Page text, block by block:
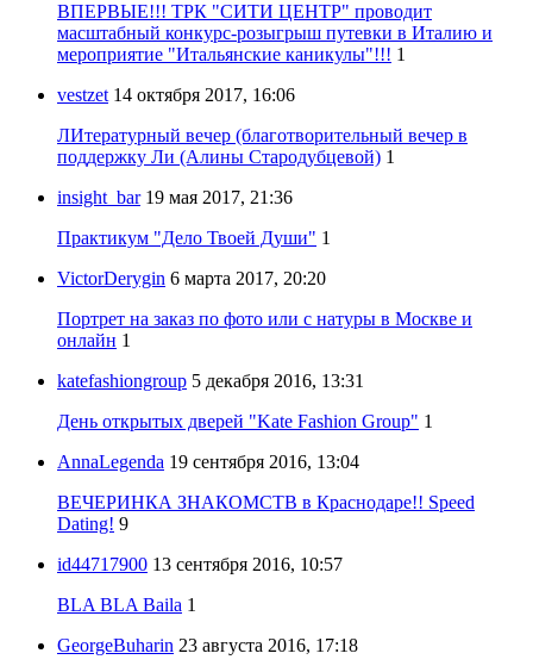
ВПЕРВЫЕ!!! ТРК "СИТИ ЦЕНТР" проводит
масштабный конкурс-розыгрыш путевки в Италию и
мероприятие "Итальянские каникулы"!!! 1
vestzet 14 октября 2017, 16:06
ЛИтературный вечер (благотворительный вечер в
поддержку Ли (Алины Стародубцевой) 1
insight_bar 19 мая 2017, 21:36
Практикум "Дело Твоей Души" 1
VictorDerygin 6 марта 2017, 20:20
Портрет на заказ по фото или с натуры в Москве и
онлайн 1
katefashiongroup 5 декабря 2016, 13:31
День открытых дверей "Kate Fashion Group" 1
AnnaLegenda 19 сентября 2016, 13:04
ВЕЧЕРИНКА ЗНАКОМСТВ в Краснодаре!! Speed
Dating! 9
id44717900 13 сентября 2016, 10:57
BLA BLA Baila 1
GeorgeBuharin 23 августа 2016, 17:18